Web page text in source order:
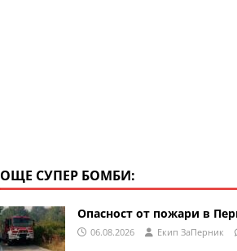
ОЩЕ СУПЕР БОМБИ:
Опасност от пожари в
06.08.2026 Eкип ЗаПерник